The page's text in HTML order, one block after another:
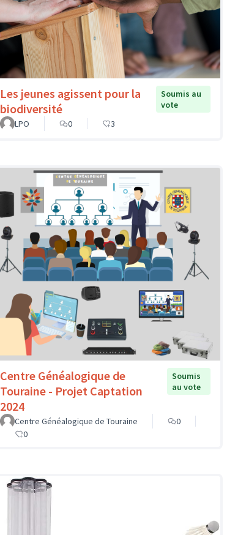
Les jeunes agissent pour la
biodiversité
Soumis au
vote
LPO
0 3
Centre Généalogique de
Touraine - Projet Captation
2024
Soumis
au vote
Centre Généalogique de Touraine
0
0